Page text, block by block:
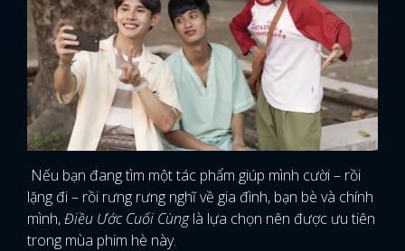
Nếu bạn đang tìm một tác phẩm giúp mình cười – rồi
lặng đi – rồi rưng rưng nghĩ về gia đình, bạn bè và chính
mình,Điều Ước Cuối Cùnglà lựa chọn nên được ưu tiên
trong mùa phim hè này.